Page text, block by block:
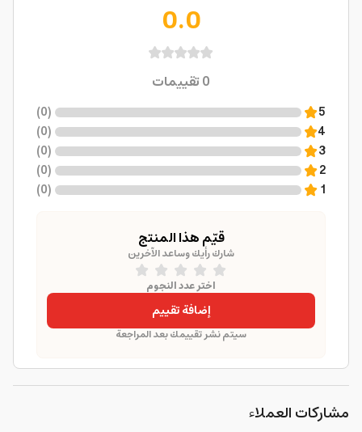
0.0
0تقييمات
5
(
0
)
4
(
0
)
3
(
0
)
2
(
0
)
1
(
0
)
قيّم هذا المنتج
شارك رأيك وساعد الآخرين
اختر عدد النجوم
إضافة تقييم
سيتم نشر تقييمك بعد المراجعة
مشاركات العملاء